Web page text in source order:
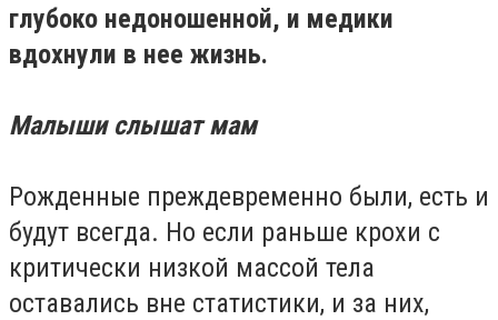
глубоко недоношенной, и медики
вдохнули в нее жизнь.
Малыши слышат мам
Рожденные преждевременно были, есть и
будут всегда. Но если раньше крохи с
критически низкой массой тела
оставались вне статистики, и за них,